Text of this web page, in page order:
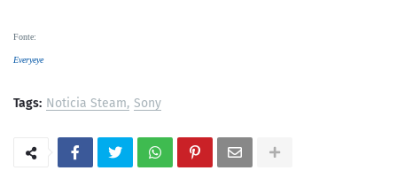
Fonte:
Everyeye
Tags: Noticia Steam Sony